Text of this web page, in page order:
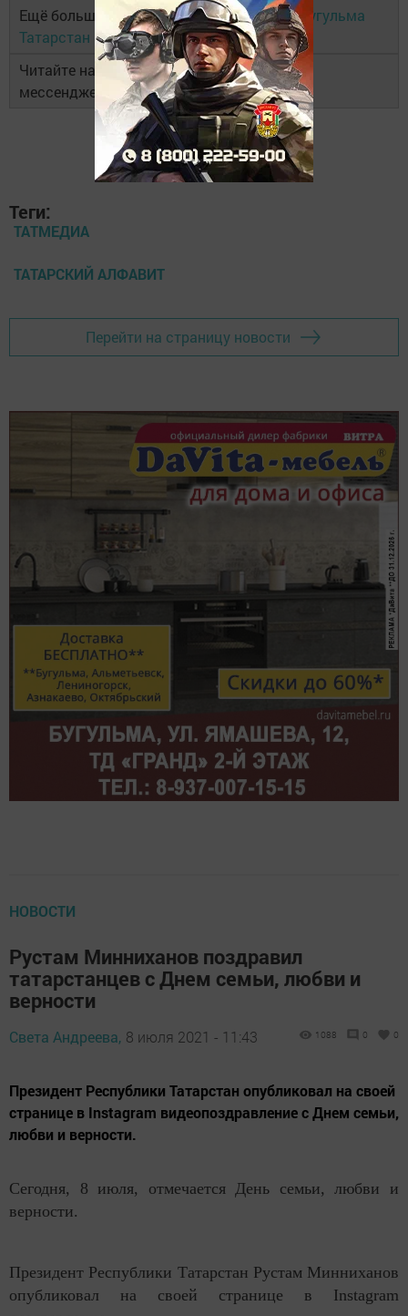
Ещё больше новостей в Telegram-каналеБугульма
Татарстан
Читайте наши новости в национальном
мессенджере
MAXи в«Дзен»
Теги:
ТАТМЕДИА
ТАТАРСКИЙ АЛФАВИТ
Перейти на страницу новости
НОВОСТИ
Рустам Минниханов поздравил
татарстанцев с Днем семьи, любви и
верности
Света Андреева, 8 июля 2021 - 11:43 1088 0 0
Президент Республики Татарстан опубликовал на своей
странице в Instagram видеопоздравление с Днем семьи,
любви и верности.
Сегодня, 8 июля, отмечается День семьи, любви и
верности.
Президент Республики Татарстан Рустам Минниханов
опубликовал на своей странице в Instagram